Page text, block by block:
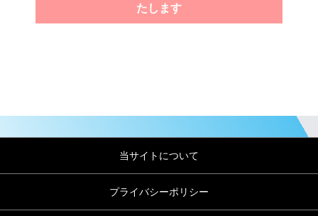
たします
当サイトについて
プライバシーポリシー